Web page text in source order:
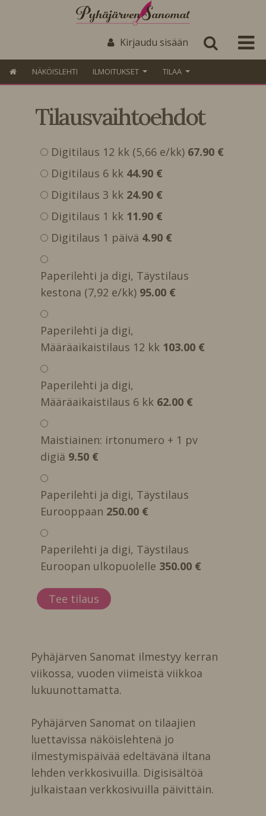
Kirjaudu sisään
NÄKÖISLEHTI ILMOITUKSET TILAA
Tilausvaihtoehdot
Digitilaus 12 kk (5,66 e/kk) 67.90 €
Digitilaus 6 kk 44.90 €
Digitilaus 3 kk 24.90 €
Digitilaus 1 kk 11.90 €
Digitilaus 1 päivä 4.90 €
Paperilehti ja digi, Täystilaus
kestona (7,92 e/kk) 95.00 €
Paperilehti ja digi,
Määräaikaistilaus 12 kk 103.00 €
Paperilehti ja digi,
Määräaikaistilaus 6 kk 62.00 €
Maistiainen: irtonumero + 1 pv
digiä 9.50 €
Paperilehti ja digi, Täystilaus
Eurooppaan 250.00 €
Paperilehti ja digi, Täystilaus
Euroopan ulkopuolelle 350.00 €
Pyhäjärven Sanomat ilmestyy kerran
viikossa, vuoden viimeistä viikkoa
lukuunottamatta.
Pyhäjärven Sanomat on tilaajien
luettavissa näköislehtenä jo
ilmestymispäivää edeltävänä iltana
lehden verkkosivuilla. Digisisältöä
julkaistaan verkkosivuilla päivittäin.